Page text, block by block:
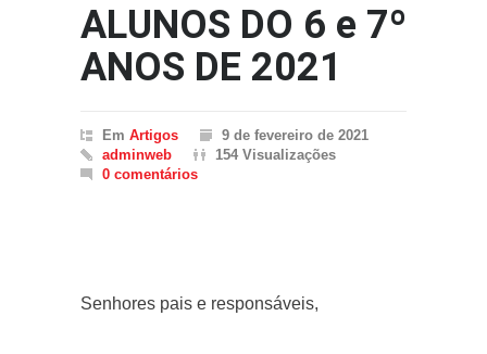
ALUNOS DO 6 e 7º
ANOS DE 2021
Em Artigos
9 de fevereiro de 2021
adminweb
154 Visualizações
0 comentários
Senhores pais e responsáveis,